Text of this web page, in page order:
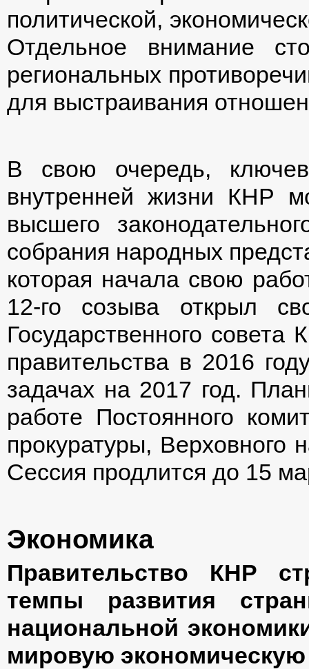
политической,
Отдельное внимание
региональных
для выстраивания
В свою очередь,
внутренней жизни КНР
высшего
собрания народных
которая начала свою
12-го созыва открыл
Государственного
правительства в 2016
задачах на 2017 год.
работе Постоянного
прокуратуры, Верховного
Сессия продлится до 15
Экономика
Правительство КНР
темпы развития
национальной
мировую экономическую